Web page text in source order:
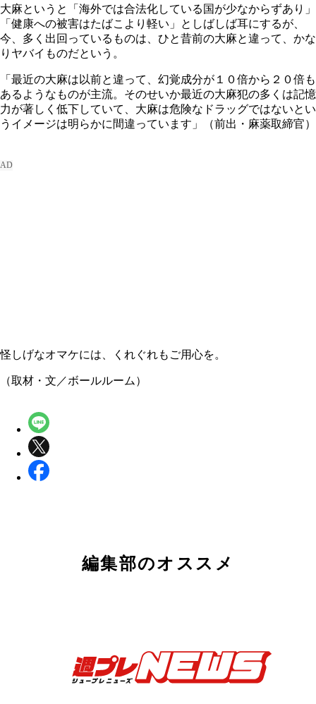
大麻というと「海外では合法化している国が少なからずあり」
「健康への被害はたばこより軽い」としばしば耳にするが、
今、多く出回っているものは、ひと昔前の大麻と違って、かな
りヤバイものだという。
「最近の大麻は以前と違って、幻覚成分が１０倍から２０倍も
あるようなものが主流。そのせいか最近の大麻犯の多くは記憶
力が著しく低下していて、大麻は危険なドラッグではないとい
うイメージは明らかに間違っています」（前出・麻薬取締官）
怪しげなオマケには、くれぐれもご用心を。
（取材・文／ボールルーム）
編集部のオススメ